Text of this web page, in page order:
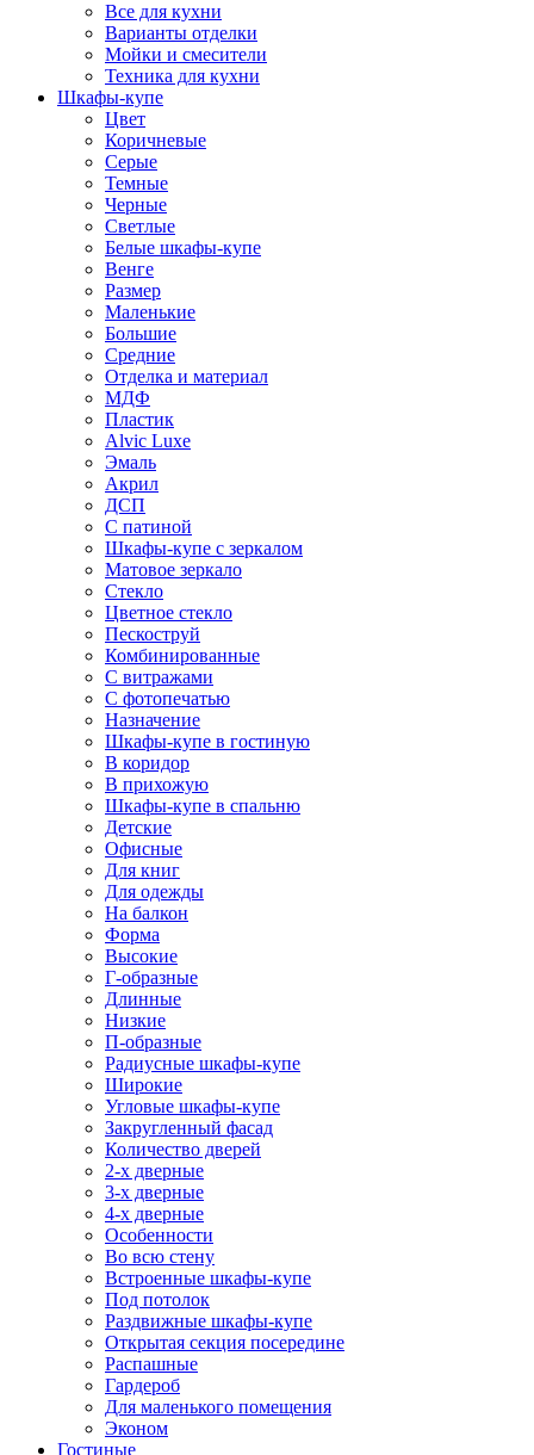
Все для кухни
Варианты отделки
Мойки и смесители
Техника для кухни
Шкафы-купе
Цвет
Коричневые
Серые
Темные
Черные
Светлые
Белые шкафы-купе
Венге
Размер
Маленькие
Большие
Средние
Отделка и материал
МДФ
Пластик
Alvic Luxe
Эмаль
Акрил
ДСП
С патиной
Шкафы-купе с зеркалом
Матовое зеркало
Стекло
Цветное стекло
Пескоструй
Комбинированные
С витражами
С фотопечатью
Назначение
Шкафы-купе в гостиную
В коридор
В прихожую
Шкафы-купе в спальню
Детские
Офисные
Для книг
Для одежды
На балкон
Форма
Высокие
Г-образные
Длинные
Низкие
П-образные
Радиусные шкафы-купе
Широкие
Угловые шкафы-купе
Закругленный фасад
Количество дверей
2-х дверные
3-х дверные
4-х дверные
Особенности
Во всю стену
Встроенные шкафы-купе
Под потолок
Раздвижные шкафы-купе
Открытая секция посередине
Распашные
Гардероб
Для маленького помещения
Эконом
Гостиные